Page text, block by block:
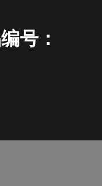
号：